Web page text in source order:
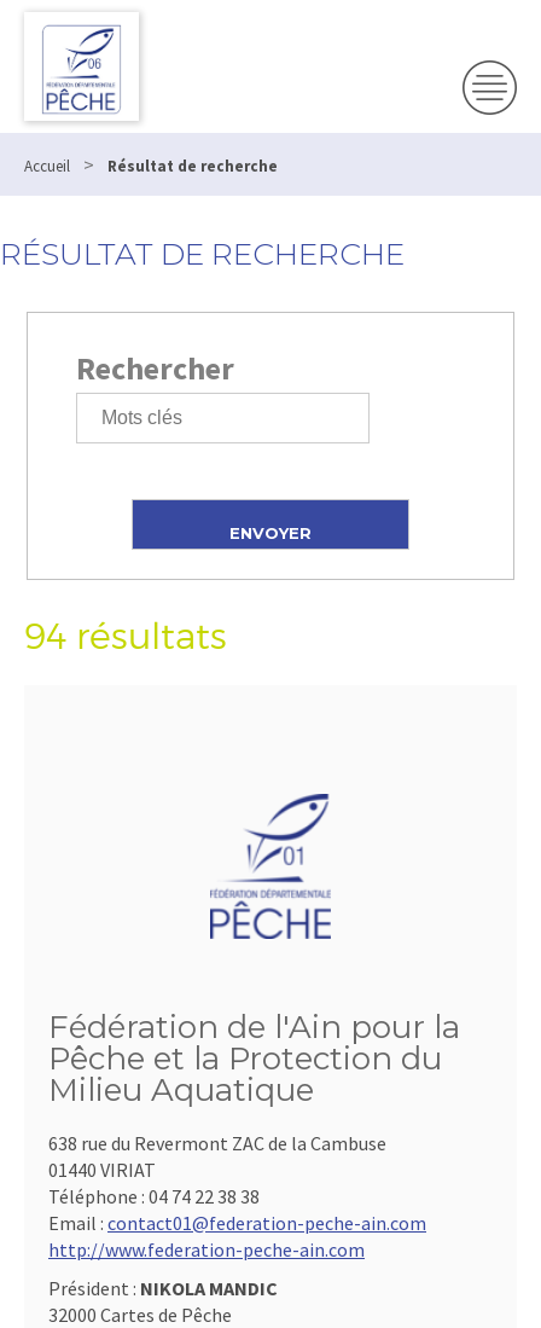
Accueil > Résultat de recherche
RÉSULTAT DE RECHERCHE
Rechercher
94 résultats
Fédération de l'Ain pour la
Pêche et la Protection du
Milieu Aquatique
638 rue du Revermont ZAC de la Cambuse
01440 VIRIAT
Téléphone : 04 74 22 38 38
Email : contact01@federation-peche-ain.com
http://www.federation-peche-ain.com
Président : NIKOLA MANDIC
32000 Cartes de Pêche